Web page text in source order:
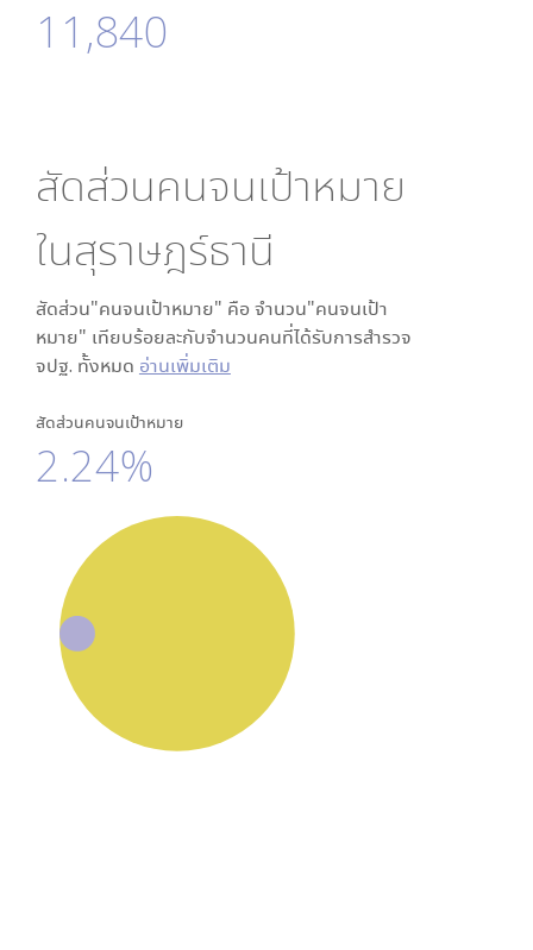
11,840
สัดส่วนคนจนเป้าหมาย
ในสุราษฎร์ธานี
สัดส่วน"คนจนเป้าหมาย" คือ จำนวน"คนจนเป้า
หมาย" เทียบร้อยละกับจำนวนคนที่ได้รับการสำรวจ
จปฐ. ทั้งหมด อ่านเพิ่มเติม
สัดส่วนคนจนเป้าหมาย
2.24%